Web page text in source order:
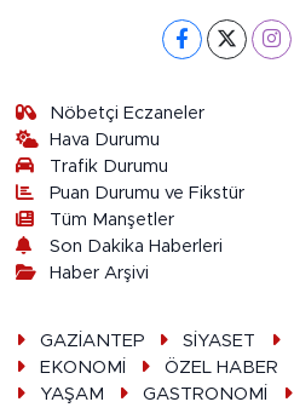
Nöbetçi Eczaneler
Hava Durumu
Trafik Durumu
Puan Durumu ve Fikstür
Tüm Manşetler
Son Dakika Haberleri
Haber Arşivi
GAZİANTEP SİYASET
EKONOMİ
ÖZEL HABER
YAŞAM
GASTRONOMİ